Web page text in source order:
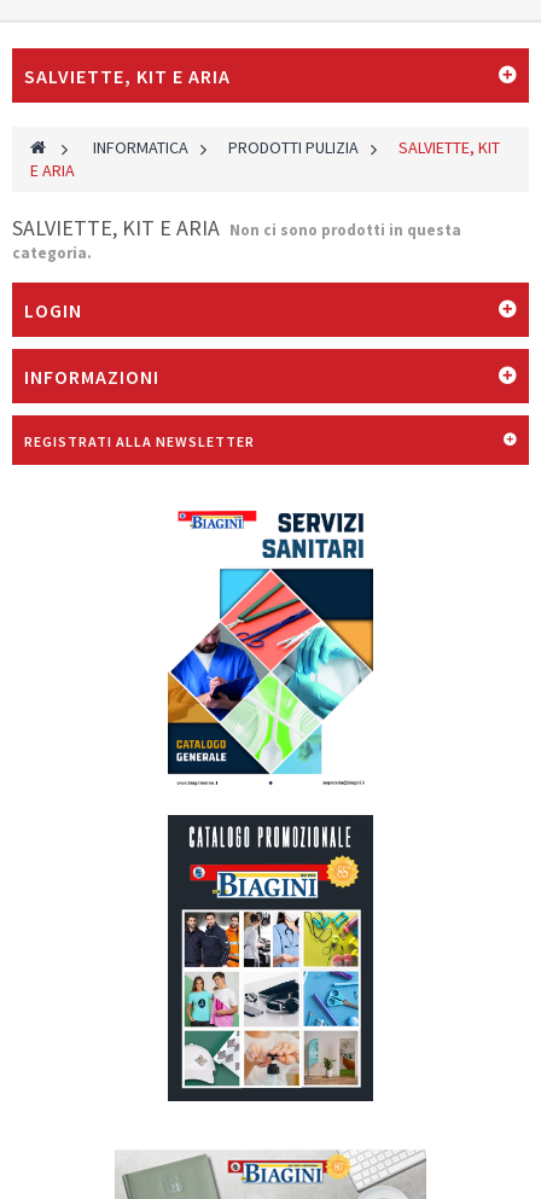
SALVIETTE, KIT E ARIA
> INFORMATICA > PRODOTTI PULIZIA >
SALVIETTE, KIT
E ARIA
SALVIETTE, KIT E ARIA Non ci sono prodotti in questa
categoria.
LOGIN
INFORMAZIONI
REGISTRATI ALLA NEWSLETTER